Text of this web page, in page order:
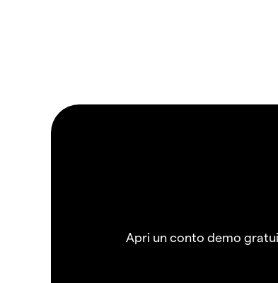
Apri un conto demo